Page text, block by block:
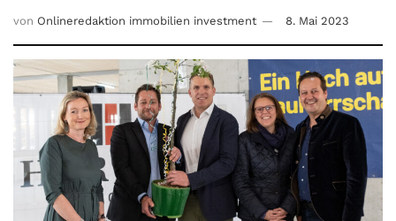
von Onlineredaktion immobilien investment 8. Mai 2023